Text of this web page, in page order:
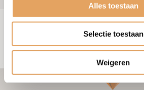
Alles toestaan
Selectie toestaan
Weigeren